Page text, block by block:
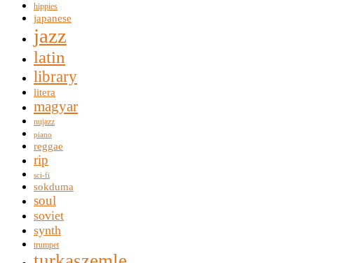
hippies
japanese
jazz
latin
library
litera
magyar
nujazz
piano
reggae
rip
sci-fi
sokduma
soul
soviet
synth
trumpet